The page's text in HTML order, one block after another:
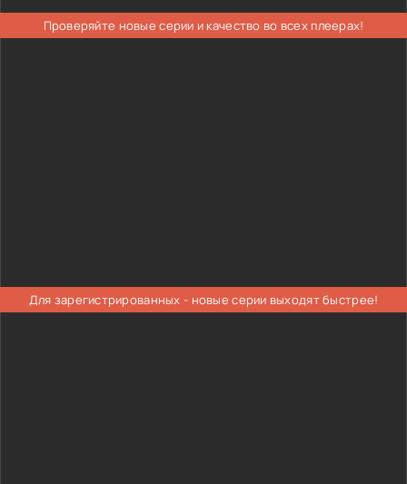
Проверяйте новые серии и качество во всех плеерах!
Для зарегистрированных - новые серии выходят быстрее!